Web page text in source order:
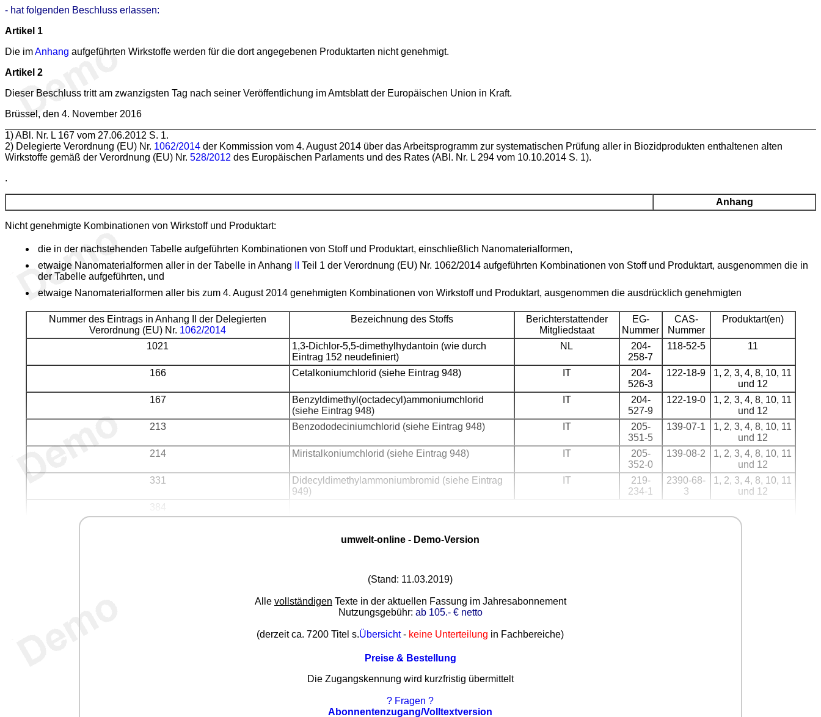
- hat folgenden Beschluss erlassen:
Artikel 1
Die imAnhang aufgeführten Wirkstoffe werden für die dort angegebenen Produktarten nicht genehmigt.
Artikel 2
Dieser Beschluss tritt am zwanzigsten Tag nach seiner Veröffentlichung im Amtsblatt der Europäischen Union in Kraft.
Brüssel, den 4. November 2016
1) ABl. Nr. L 167 vom 27.06.2012 S. 1.
2) Delegierte Verordnung (EU) Nr. 1062/2014 der Kommission vom 4. August 2014 über das Arbeitsprogramm zur systematischen Prüfung aller in Biozidprodukten enthaltenen alten
Wirkstoffe gemäß der Verordnung (EU) Nr. 528/2012 des Europäischen Parlaments und des Rates (ABl. Nr. L 294 vom 10.10.2014 S. 1).
.
Anhang
Nicht genehmigte Kombinationen von Wirkstoff und Produktart:
die in der nachstehenden Tabelle aufgeführten Kombinationen von Stoff und Produktart, einschließlich Nanomaterialformen,
etwaige Nanomaterialformen aller in der Tabelle in Anhang
Teil 1 der Verordnung (EU) Nr. 1062/2014 aufgeführten Kombinationen von Stoff und Produktart, ausgenommen die in
der Tabelle aufgeführten, und
etwaige Nanomaterialformen aller bis zum 4. August 2014 genehmigten Kombinationen von Wirkstoff und Produktart, ausgenommen die ausdrücklich genehmigten
Nummer des Eintrags in Anhang II der Delegierten
Verordnung (EU) Nr. 1062/2014
Bezeichnung des Stoffs
Berichterstattender
Mitgliedstaat
EG-
Nummer
CAS-
Nummer
Produktart(en)
1021
1,3-Dichlor-5,5-dimethylhydantoin (wie durch
Eintrag 152 neudefiniert)
NL
204-
258-7
118-52-5 11
166 Cetalkoniumchlorid (siehe Eintrag 948) IT
204-
526-3
122-18-9
1, 2, 3, 4, 8, 10, 11
und 12
167
Benzyldimethyl(octadecyl)ammoniumchlorid
(siehe Eintrag 948)
IT
204-
527-9
122-19-0
1, 2, 3, 4, 8, 10, 11
und 12
213
Benzododeciniumchlorid (siehe Eintrag 948) IT
205-
351-5
139-07-1
1, 2, 3, 4, 8, 10, 11
und 12
214
Miristalkoniumchlorid (siehe Eintrag 948) IT
205-
352-0
139-08-2
1, 2, 3, 4, 8, 10, 11
und 12
331
Didecyldimethylammoniumbromid (siehe Eintrag
949)
IT
219-
234-1
2390-68-
3
1, 2, 3, 4, 8, 10, 11
und 12
384
umwelt-online - Demo-Version
(Stand: 11.03.2019)
Alle vollständigen Texte in der aktuellen Fassung im Jahresabonnement
Nutzungsgebühr: ab 105.- € netto
(derzeit ca. 7200 Titel s.Übersicht- keine Unterteilung in Fachbereiche)
Preise & Bestellung
Die Zugangskennung wird kurzfristig übermittelt
? Fragen ?
Abonnentenzugang/Volltextversion